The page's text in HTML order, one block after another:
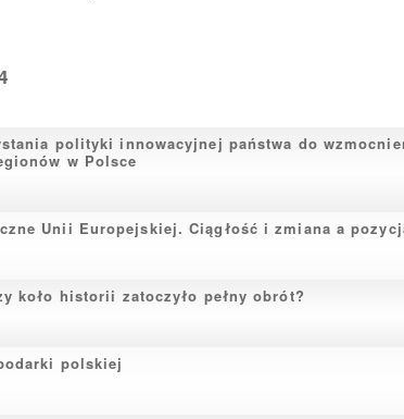
polityki innowacyjnej państwa do
w Polsce
Unii Europejskiej. Ciągłość i zmiana a
koło historii zatoczyło pełny obrót?
polskiej